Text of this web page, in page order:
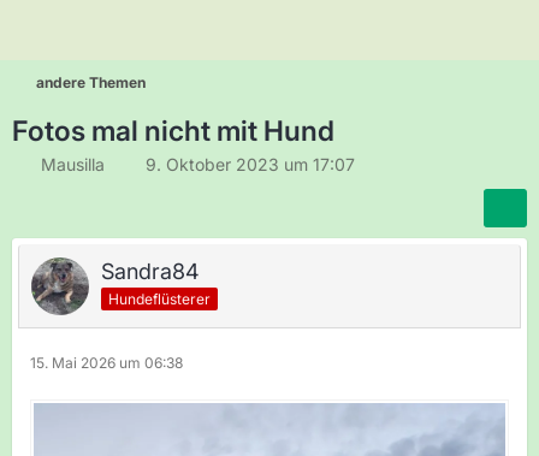
andere Themen
Fotos mal nicht mit Hund
Mausilla 9. Oktober 2023 um 17:07
Sandra84
Hundeflüsterer
15. Mai 2026 um 06:38